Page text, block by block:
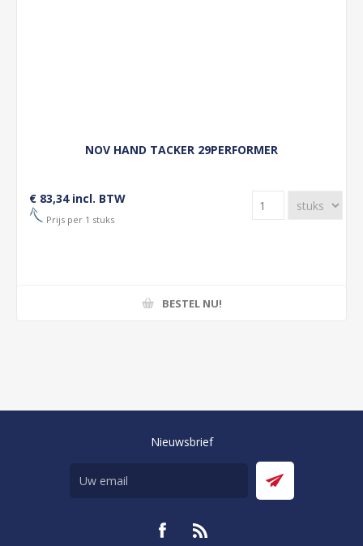
NOV HAND TACKER 29PERFORMER
€ 83,34 incl. BTW
Prijs per 1 stuks
BESTEL NU!
Nieuwsbrief